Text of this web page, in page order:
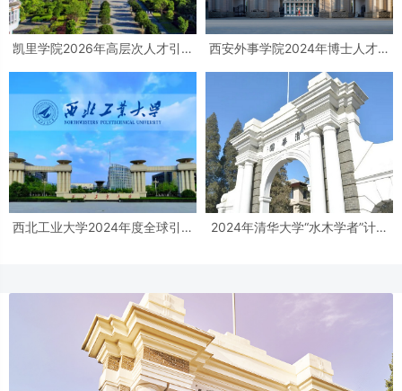
凯里学院2026年高层次人才引进
西安外事学院2024年博士人才全
西北工业大学2024年度全球引才
2024年清华大学“水木学者”计划